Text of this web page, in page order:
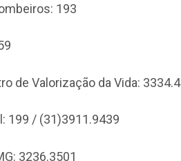
193
de Valorização da Vida:
199 / (31)3911.9439
3236.3501